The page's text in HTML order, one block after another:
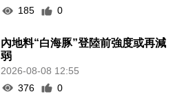
185
0
內地料“白海豚”登陸前強度或再減
弱
2026-08-08 12:55
376
0